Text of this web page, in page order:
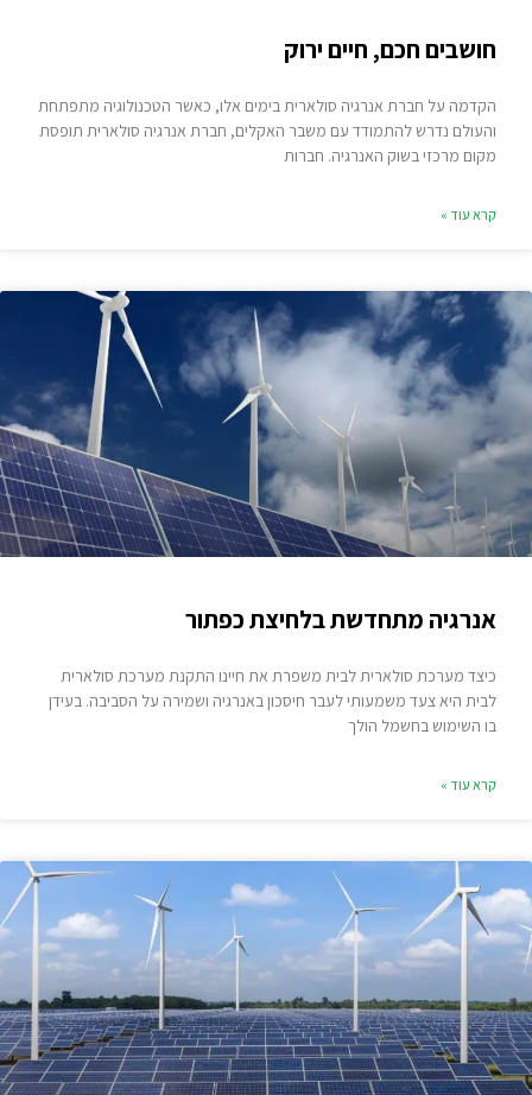
חושבים חכם, חיים ירוק
הקדמה על חברת אנרגיה סולארית בימים אלו, כאשר הטכנולוגיה מתפתחת
והעולם נדרש להתמודד עם משבר האקלים, חברת אנרגיה סולארית תופסת
מקום מרכזי בשוק האנרגיה. חברות
קרא עוד »
אנרגיה מתחדשת בלחיצת כפתור
כיצד מערכת סולארית לבית משפרת את חיינו התקנת מערכת סולארית
לבית היא צעד משמעותי לעבר חיסכון באנרגיה ושמירה על הסביבה. בעידן
בו השימוש בחשמל הולך
קרא עוד »